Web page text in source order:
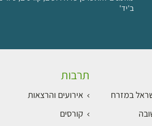
ב'יד'
במזרח
תרבות
אירועים והרצאות
קורסים